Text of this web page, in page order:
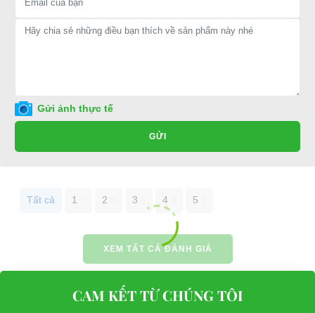
thọ cho xe hoặc có vấn đề gì cần được hỗ trợ, quý khách vui
Đại Cường
Địa chỉ: 49/9 Nhị Bình 16, Hóc Môn, TP.HCM
Website: xediendulich.com
Gửi ảnh thực tế
GỬI
Tất cả 1 2 3 4 5
XEM TẤT CẢ ĐÁNH GIÁ
CAM KẾT TỪ CHÚNG TÔI